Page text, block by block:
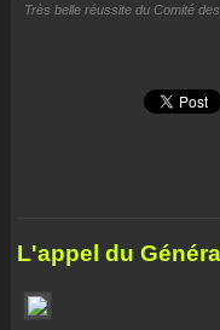
Très belle réussite du Comité
L'appel du